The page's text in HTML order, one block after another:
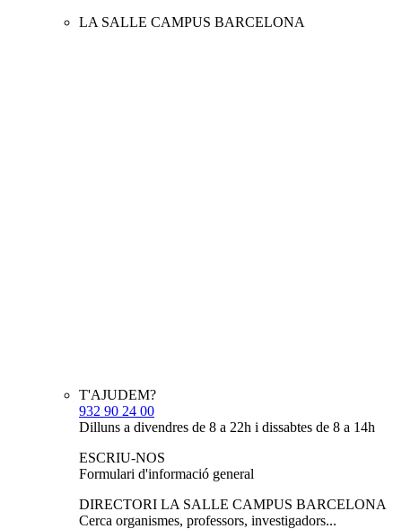
LA SALLE CAMPUS BARCELONA
T'AJUDEM?
932 90 24 00
Dilluns a divendres de 8 a 22h i dissabtes de 8 a 14h
ESCRIU-NOS
Formulari d'informació general
DIRECTORI LA SALLE CAMPUS BARCELONA
Cerca organismes, professors, investigadors...